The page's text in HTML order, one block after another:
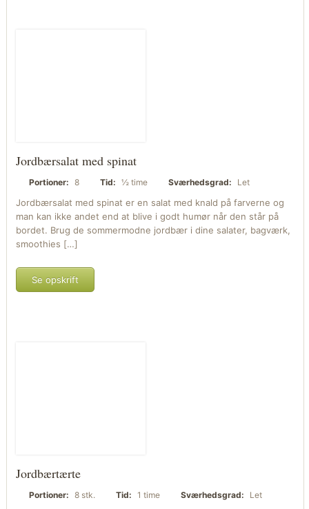
Jordbærsalat med spinat
Portioner: 8 Tid: ½ time Sværhedsgrad: Let
Jordbærsalat med spinat er en salat med knald på farverne og
man kan ikke andet end at blive i godt humør når den står på
bordet. Brug de sommermodne jordbær i dine salater, bagværk,
smoothies […]
Se opskrift
Jordbærtærte
Portioner: 8 stk. Tid: 1 time Sværhedsgrad: Let